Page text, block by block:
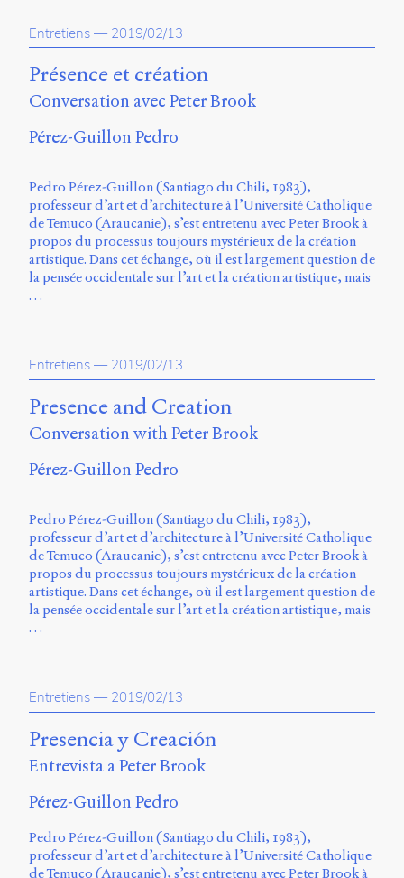
12723
150
Charles-
Le
Longueuil
0B7
Canada
ISSN
2104-
3272
0.1
(2020/03)
Typographies
de
Foundry
et
Muli
de
Vernon
Adams.
été
conçu
par
Blanc,
Bouton,
De
Barros,
Entretiens — 2019/02/13
Présence et création
Conversation avec Peter Brook
Pérez-Guillon Pedro
Pedro Pérez-Guillon (Santiago du Chili, 1983),
professeur d’art et d’architecture à l’Université Catholique
de Temuco (Araucanie), s’est entretenu avec Peter Brook à
propos du processus toujours mystérieux de la création
artistique. Dans cet échange, où il est largement question de
la pensée occidentale sur l’art et la création artistique, mais
…
Entretiens — 2019/02/13
Presence and Creation
Conversation with Peter Brook
Pérez-Guillon Pedro
Pedro Pérez-Guillon (Santiago du Chili, 1983),
professeur d’art et d’architecture à l’Université Catholique
de Temuco (Araucanie), s’est entretenu avec Peter Brook à
propos du processus toujours mystérieux de la création
artistique. Dans cet échange, où il est largement question de
la pensée occidentale sur l’art et la création artistique, mais
…
Entretiens — 2019/02/13
Presencia y Creación
Entrevista a Peter Brook
Pérez-Guillon Pedro
Pedro Pérez-Guillon (Santiago du Chili, 1983),
professeur d’art et d’architecture à l’Université Catholique
de Temuco (Araucanie), s’est entretenu avec Peter Brook à